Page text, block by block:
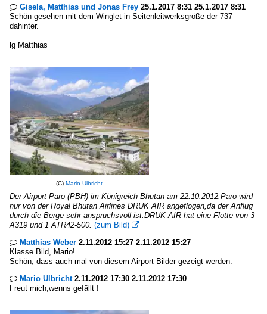
 Gisela, Matthias und Jonas Frey 25.1.2017 8:31 25.1.2017 8:31
Schön gesehen mit dem Winglet in Seitenleitwerksgröße der 737
dahinter.
lg Matthias
(C) Mario Ulbricht
Der Airport Paro (PBH) im Königreich Bhutan am 22.10.2012.Paro wird
nur von der Royal Bhutan Airlines DRUK AIR angeflogen,da der Anflug
durch die Berge sehr anspruchsvoll ist.DRUK AIR hat eine Flotte von 3
A319 und 1 ATR42-500. (zum Bild) 
 Matthias Weber 2.11.2012 15:27 2.11.2012 15:27
Klasse Bild, Mario!
Schön, dass auch mal von diesem Airport Bilder gezeigt werden.
 Mario Ulbricht2.11.2012 17:30 2.11.2012 17:30
Freut mich,wenns gefällt !